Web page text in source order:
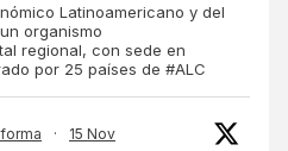
Latinoamericano y del
organismo
regional, con sede en
por 25 países de #ALC
·
15 Nov